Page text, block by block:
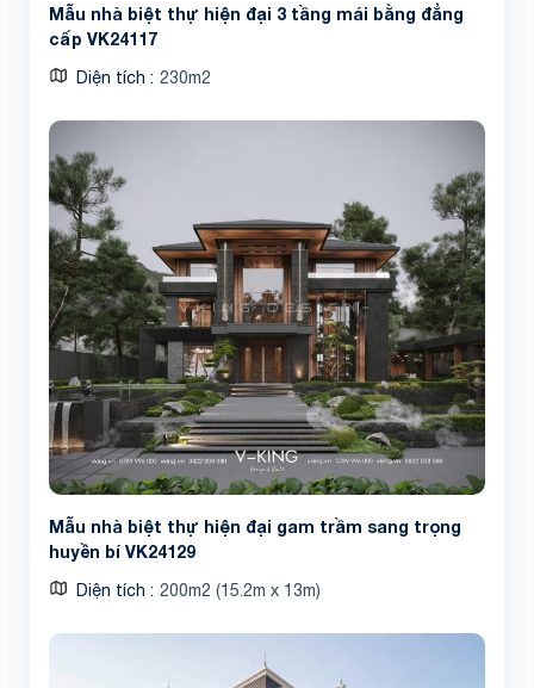
Mẫu nhà biệt thự hiện đại 3 tầng mái bằng đẳng
cấp VK24117
Diện tích 230m2
Mẫu nhà biệt thự hiện đại gam trầm sang trọng
huyền bí VK24129
Diện tích 200m2 (15.2m x 13m)